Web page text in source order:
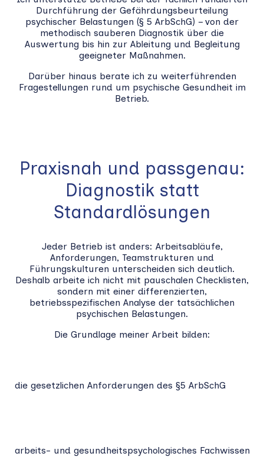
Durchführung der Gefährdungsbeurteilung
psychischer Belastungen (§ 5 ArbSchG) – von der
methodisch sauberen Diagnostik über die
Auswertung bis hin zur Ableitung und Begleitung
geeigneter Maßnahmen.
Darüber hinaus berate ich zu weiterführenden
Fragestellungen rund um psychische Gesundheit im
Betrieb.
Praxisnah und passgenau:
Diagnostik statt
Standardlösungen
Jeder Betrieb ist anders: Arbeitsabläufe,
Anforderungen, Teamstrukturen und
Führungskulturen unterscheiden sich deutlich.
Deshalb arbeite ich nicht mit pauschalen Checklisten,
sondern mit einer differenzierten,
betriebsspezifischen Analyse der tatsächlichen
psychischen Belastungen.
Die Grundlage meiner Arbeit bilden:
die gesetzlichen Anforderungen des §5 ArbSchG
arbeits- und gesundheitspsychologisches Fachwissen